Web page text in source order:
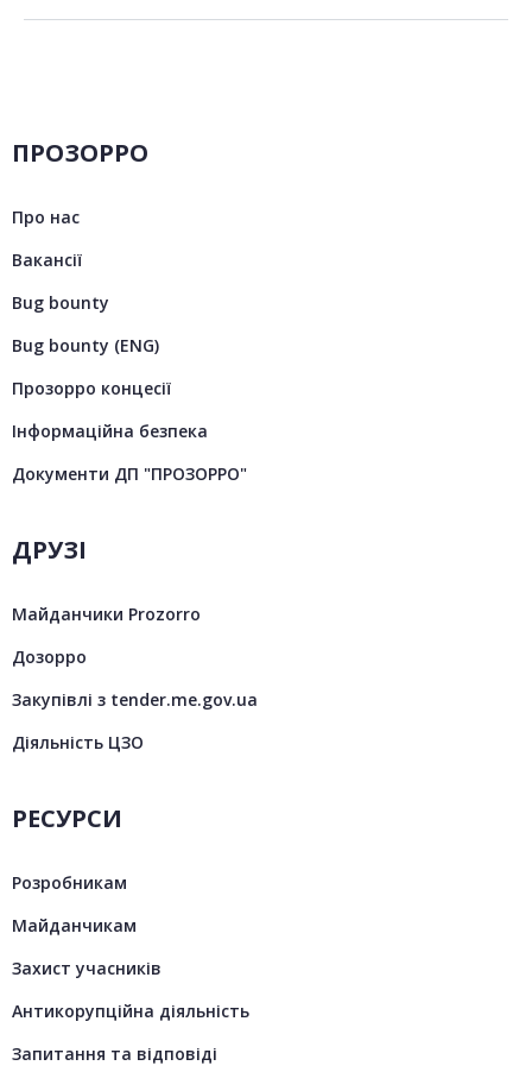
ПРОЗОРРО
Про нас
Вакансії
Bug bounty
Bug bounty (ENG)
Прозорро концесії
Інформаційна безпека
Документи ДП "ПРОЗОРРО"
ДРУЗІ
Майданчики Prozorro
Дозорро
Закупівлі з tender.me.gov.ua
Діяльність ЦЗО
РЕСУРСИ
Розробникам
Майданчикам
Захист учасників
Антикорупційна діяльність
Запитання та відповіді